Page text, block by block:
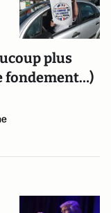
plus
fondement…)